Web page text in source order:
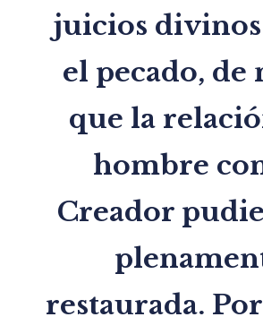
juicios
el pecado, de
que la
hombre
Creador
restaurada.